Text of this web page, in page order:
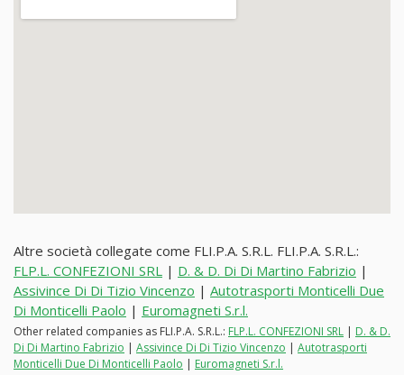
Altre società collegate come FLI.P.A. S.R.L. FLI.P.A. S.R.L.:
FLP.L. CONFEZIONI SRL | D. & D. Di Di Martino Fabrizio |
Assivince Di Di Tizio Vincenzo | Autotrasporti Monticelli Due
Di Monticelli Paolo | Euromagneti S.r.l.
Other related companies as FLI.P.A. S.R.L.: FLP.L. CONFEZIONI SRL | D. & D.
Di Di Martino Fabrizio | Assivince Di Di Tizio Vincenzo | Autotrasporti
Monticelli Due Di Monticelli Paolo | Euromagneti S.r.l.